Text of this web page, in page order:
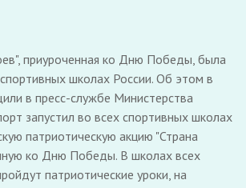
приуроченная ко Дню Победы, была
школах России. Об этом в
в пресс-службе Министерства
запустил во всех спортивных школах
патриотическую акцию "Страна
ко Дню Победы. В школах всех
патриотические уроки, на